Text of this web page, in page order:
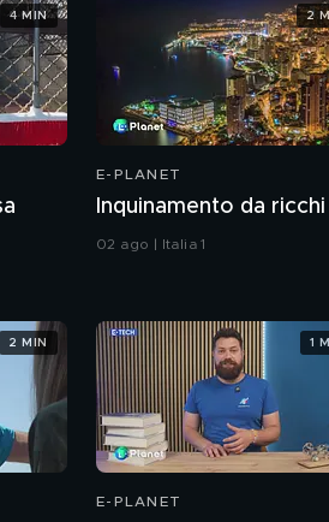
4 MIN
E-PLANET
Inquinamento da ricchi
02 ago | Italia 1
2
2 MIN
E-PLANET
1